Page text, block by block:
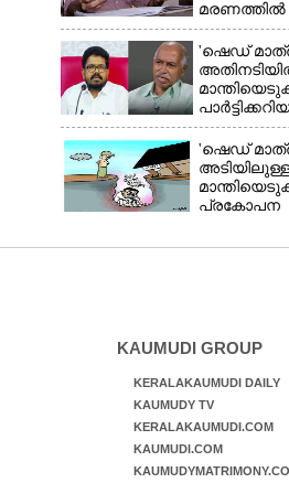
'ഷെഡ്
രാഗേഷ്
'ഷെഡ്
പ്രകോപന
രാഗേഷ്
KAUMUDI GROUP
KERALAKAUMUDI DAILY
KAUMUDY TV
KERALAKAUMUDI.COM
KAUMUDI.COM